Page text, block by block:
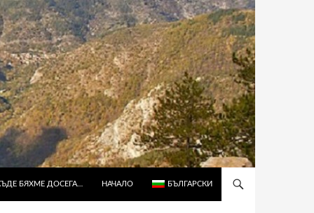
БЯХМЕ ДОСЕГА… НАЧАЛО БЪЛГАРСКИ